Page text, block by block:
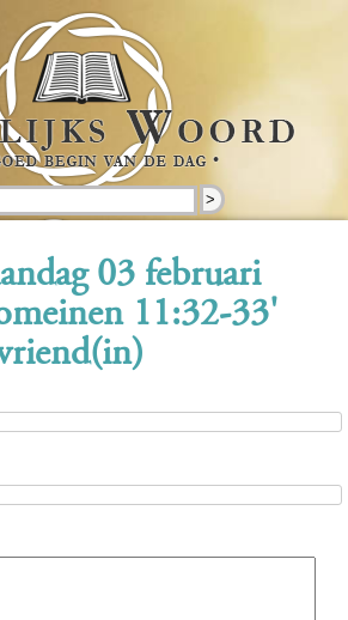
>
03 februari
11:32-33'